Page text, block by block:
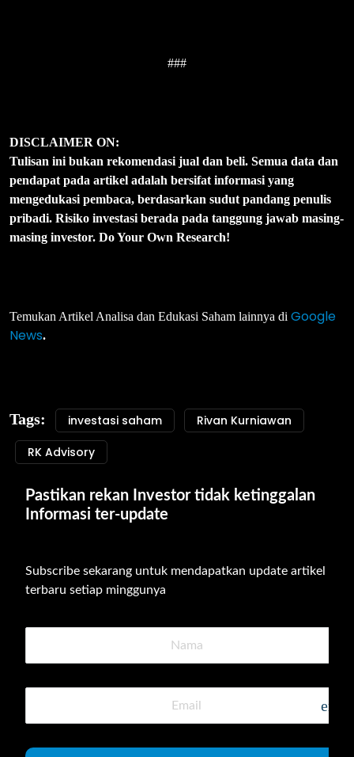
###
DISCLAIMER ON:
Tulisan ini bukan rekomendasi jual dan beli. Semua data dan
pendapat pada artikel adalah bersifat informasi yang
mengedukasi pembaca, berdasarkan sudut pandang penulis
pribadi. Risiko investasi berada pada tanggung jawab masing-
masing investor. Do Your Own Research!
Temukan Artikel Analisa dan Edukasi Saham lainnya di Google
News.
Tags: investasi saham
Rivan Kurniawan
RK Advisory
Pastikan rekan Investor tidak ketinggalan
Informasi ter-update
Subscribe sekarang untuk mendapatkan update artikel
terbaru setiap minggunya